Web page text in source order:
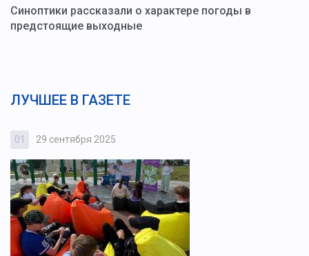
Синоптики рассказали о характере погоды в
предстоящие выходные
ЛУЧШЕЕ В ГАЗЕТЕ
01 29 сентября 2025